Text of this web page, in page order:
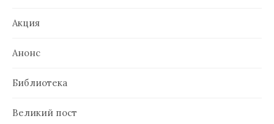
Акция
Анонс
Библиотека
Великий пост